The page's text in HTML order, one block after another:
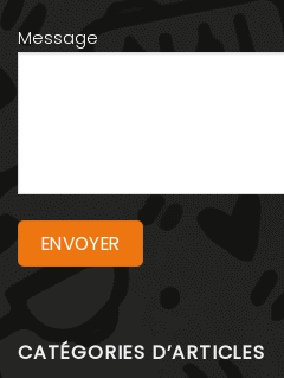
Message
CATÉGORIES D’ARTICLES